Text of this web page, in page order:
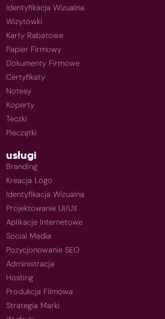
Identyfikacja Wizualna
Wizytówki
Karty Rabatowe
Papier Firmowy
Dokumenty Firmowe
Certyfikaty
Notesy
Koperty
Teczki
Pieczątki
usługi
Branding
Kreacja Logo
Identyfikacja Wizualna
Projektowanie UI/UX
Aplikacje Internetowe
Social Media
Pozycjonowanie SEO
Administracja
Hosting
Produkcja Filmowa
Strategia Marki